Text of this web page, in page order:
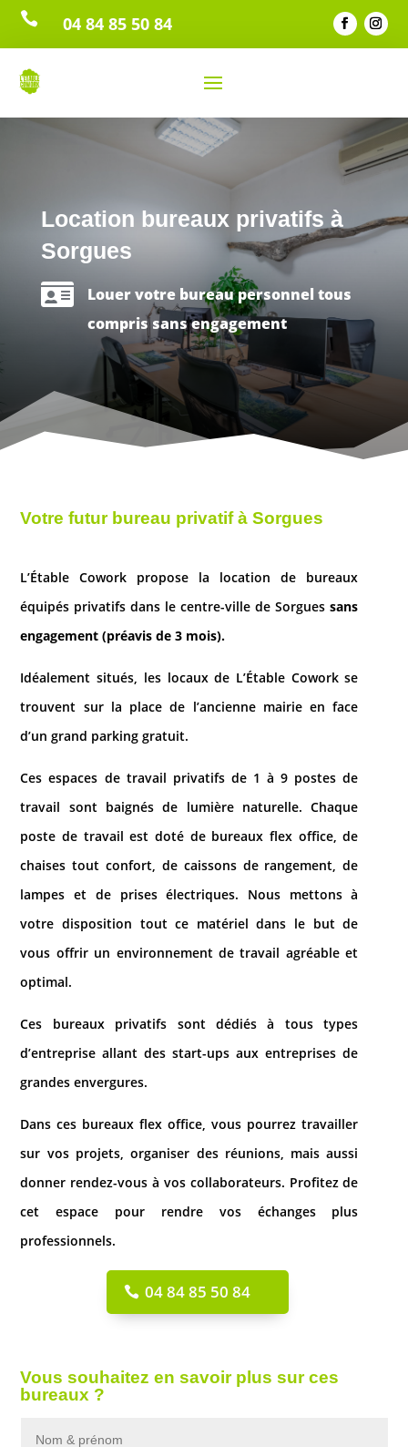
 04 84 85 50 84
Location bureaux privatifs à
Sorgues

Louer votre bureau personnel tous
compris sans engagement
Votre futur bureau privatif à Sorgues
L’Étable Cowork propose la location de bureaux
équipés privatifs dans le centre-ville de Sorguessans
engagement (préavis de 3 mois).
Idéalement situés, les locaux de L’Étable Cowork se
trouvent sur la place de l’ancienne mairie en face
d’un grand parking gratuit.
Ces espaces de travail privatifs de 1 à 9 postes de
travail sont baignés de lumière naturelle. Chaque
poste de travail est doté de bureaux flex office, de
chaises tout confort, de caissons de rangement, de
lampes et de prises électriques. Nous mettons à
votre disposition tout ce matériel dans le but de
vous offrir un environnement de travail agréable et
optimal.
Ces bureaux privatifs sont dédiés à tous types
d’entreprise allant des start-ups aux entreprises de
grandes envergures.
Dans ces bureaux flex office, vous pourrez travailler
sur vos projets, organiser des réunions, mais aussi
donner rendez-vous à vos collaborateurs. Profitez de
cet espace pour rendre vos échanges plus
professionnels.
04 84 85 50 84
Vous souhaitez en savoir plus sur ces
bureaux ?